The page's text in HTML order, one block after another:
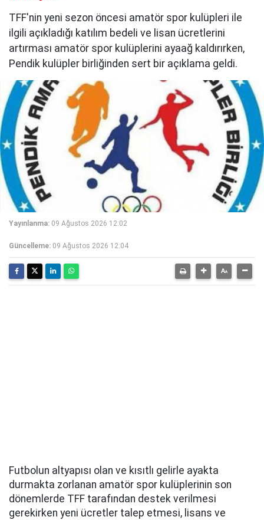
TFF'nin yeni sezon öncesi amatör spor kulüpleri ile
ilgili açıkladığı katılım bedeli ve lisan ücretlerini
artırması amatör spor kulüplerini ayaağ kaldırırken,
Pendik kulüpler birliğinden sert bir açıklama geldi.
Yayınlanma: 09 Ağustos 2026 12:02
Güncelleme: 09 Ağustos 2026 12:04
Futbolun altyapısı olan ve kısıtlı gelirle ayakta
durmakta zorlanan amatör spor kulüplerinin son
dönemlerde TFF tarafından destek verilmesi
gerekirken yeni ücretler talep etmesi, lisans ve